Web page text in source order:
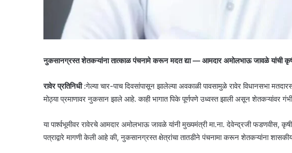
नुकसानग्रस्त शेतकऱ्यांना तात्काळ पंचनामे करून मदत द्या — आमदार अमोलभाऊ जावळे यांची
रावेर प्रतिनिधी:गेल्या चार-पाच दिवसांपासून झालेल्या अवकाळी पावसामुळे रावेर विधानसभा
मोठ्या प्रमाणावर नुकसान झाले आहे. काही भागात पिके पूर्णपणे उध्वस्त झाली असून
या पार्श्वभूमीवर रावेरचे आमदार अमोलभाऊ जावळे यांनी मुख्यमंत्री मा.ना. देवेन्द्रजी फडणवीस,
पत्राद्वारे मागणी केली आहे की, नुकसानग्रस्त क्षेत्रांचा तातडीने पंचनामा करून शेतकऱ्यांना